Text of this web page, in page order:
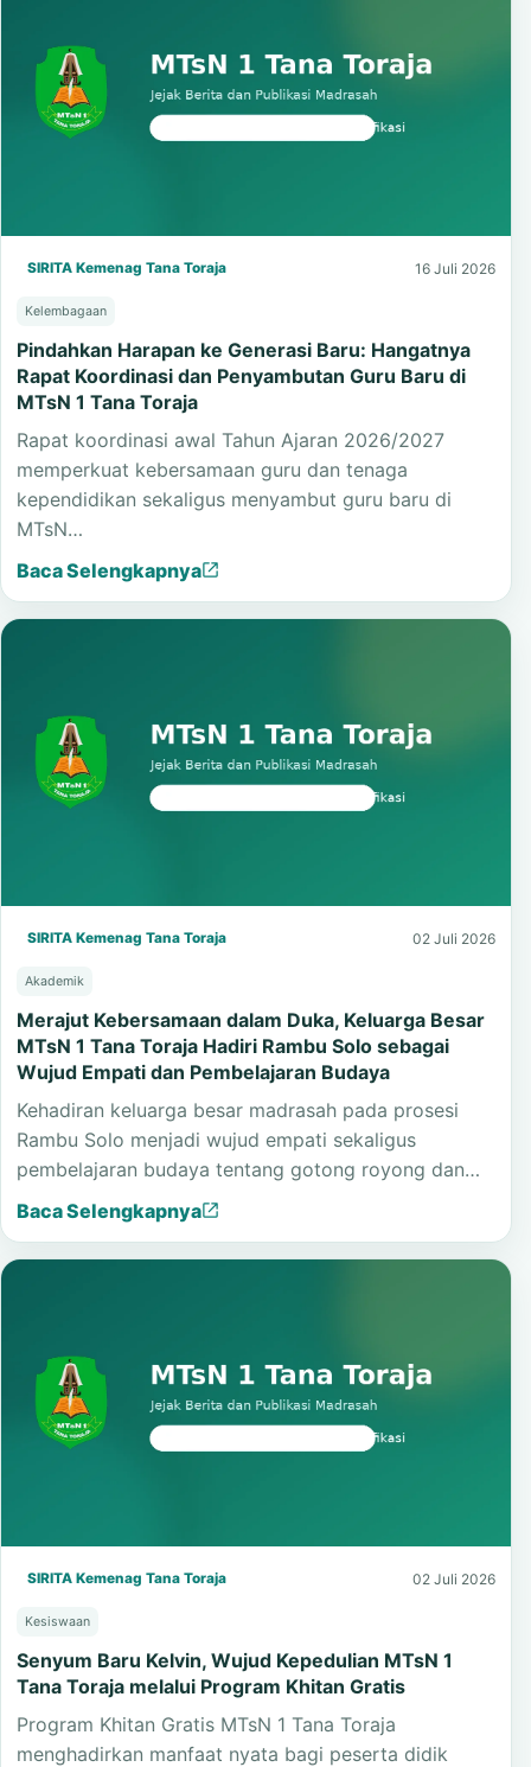
SIRITA Kemenag Tana Toraja 16 Juli 2026
Kelembagaan
Pindahkan Harapan ke Generasi Baru: Hangatnya
Rapat Koordinasi dan Penyambutan Guru Baru di
MTsN 1 Tana Toraja
Rapat koordinasi awal Tahun Ajaran 2026/2027
kependidikan sekaligus menyambut guru baru di
SIRITA Kemenag Tana Toraja 02 Juli 2026
Akademik
Merajut Kebersamaan dalam Duka, Keluarga Besar
MTsN 1 Tana Toraja Hadiri Rambu Solo sebagai
Wujud Empati dan Pembelajaran Budaya
Rambu Solo menjadi wujud empati sekaligus
SIRITA Kemenag Tana Toraja 02 Juli 2026
Senyum Baru Kelvin, Wujud Kepedulian MTsN 1